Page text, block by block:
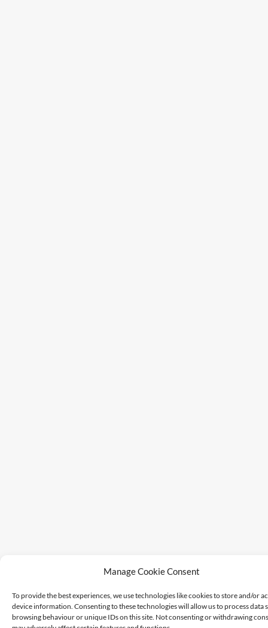
Manage Cookie Consent
To provide the best experiences, we use technologies like cookies to store and/or
device information. Consenting to these technologies will allow us to process data
browsing behaviour or unique IDs on this site. Not consenting or withdrawing